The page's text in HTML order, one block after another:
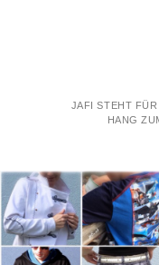
JAFI STEHT
HANG